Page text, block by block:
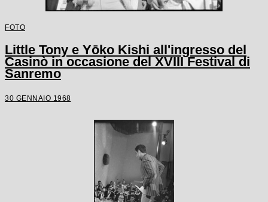
FOTO
Little Tony e Yōko Kishi all'ingresso del
Casinò in occasione del XVIII Festival di
Sanremo
30 GENNAIO 1968